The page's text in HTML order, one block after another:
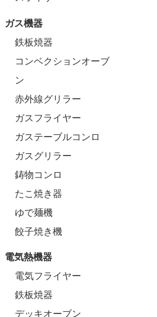
ガス機器
鉄板焼器
コンベクションオーブ
ン
赤外線グリラー
ガスフライヤー
ガステーブルコンロ
ガスグリラー
鋳物コンロ
たこ焼き器
ゆで麺機
餃子焼き機
電気熱機器
電気フライヤー
鉄板焼器
デッキオーブン